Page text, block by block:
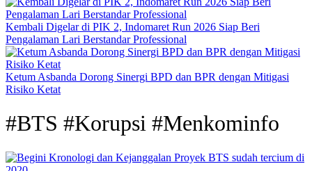
Kembali Digelar di PIK 2, Indomaret Run 2026 Siap Beri
Pengalaman Lari Berstandar Professional
Ketum Asbanda Dorong Sinergi BPD dan BPR dengan Mitigasi
Risiko Ketat
#BTS #Korupsi #Menkominfo